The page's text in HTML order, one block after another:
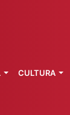
CULTURA